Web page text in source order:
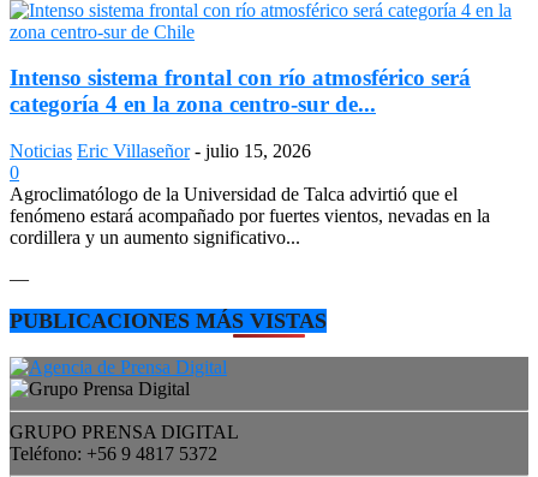
Intenso sistema frontal con río atmosférico será
categoría 4 en la zona centro-sur de...
Noticias Eric Villaseñor - julio 15, 2026
0
Agroclimatólogo de la Universidad de Talca advirtió que el
fenómeno estará acompañado por fuertes vientos, nevadas en la
cordillera y un aumento significativo...
—
PUBLICACIONES MÁS VISTAS
GRUPO PRENSA DIGITAL
Teléfono: +56 9 4817 5372